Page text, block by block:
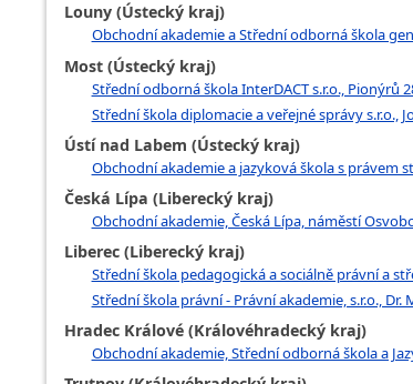
Louny (Ústecký kraj)
Obchodní akademie a Střední odborná škola
Most (Ústecký kraj)
Střední odborná škola InterDACT s.r.o., Pionýrů
Střední škola diplomacie a veřejné správy s.r.o.,
Ústí nad Labem (Ústecký kraj)
Obchodní akademie a jazyková škola s právem
Česká Lípa (Liberecký kraj)
Obchodní akademie, Česká Lípa, náměstí
Liberec (Liberecký kraj)
Střední škola pedagogická a sociálně právní a
Střední škola právní - Právní akademie, s.r.o.,
Hradec Králové (Královéhradecký kraj)
Obchodní akademie, Střední odborná škola a